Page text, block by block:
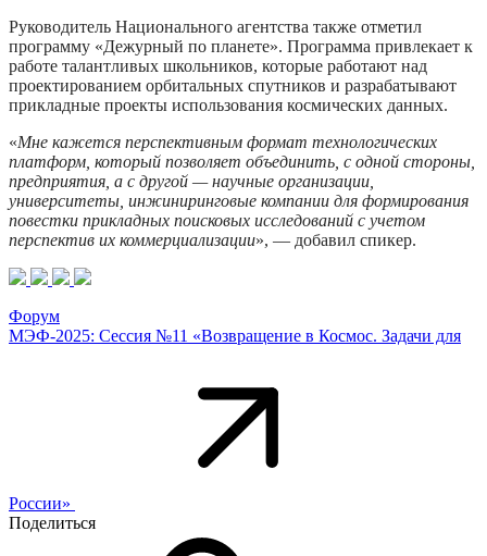
Руководитель Национального агентства также отметил
программу «Дежурный по планете». Программа привлекает к
работе талантливых школьников, которые работают над
проектированием орбитальных спутников и разрабатывают
прикладные проекты использования космических данных.
«Мне кажется перспективным формат технологических
платформ, который позволяет объединить, с одной стороны,
предприятия, а с другой — научные организации,
университеты, инжиниринговые компании для формирования
повестки прикладных поисковых исследований с учетом
перспектив их коммерциализации», — добавил спикер.
Форум
МЭФ-2025: Сессия №11 «Возвращение в Космос. Задачи для
России»
Поделиться